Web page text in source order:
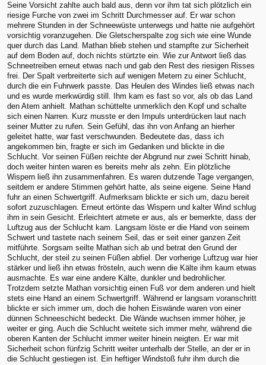
Seine Vorsicht zahlte auch bald aus, denn vor ihm tat sich plötzlich ein
riesige Furche von zwei im Schritt Durchmesser auf. Er war schon
mehrere Stunden in der Schneewüste unterwegs und hatte nie aufgehört
vorsichtig voranzugehen. Die Gletscherspalte zog sich wie eine Wunde
quer durch das Land. Mathan blieb stehen und stampfte zur Sicherheit
auf dem Boden auf, doch nichts stürtzte ein. Wie zur Antwort ließ das
Schneetreiben erneut etwas nach und gab den Rest des riesigen Risses
frei. Der Spalt verbreiterte sich auf wenigen Metern zu einer Schlucht,
durch die ein Fuhrwerk passte. Das Heulen des Windes ließ etwas nach
und es wurde merkwürdig still. Ihm kam es fast so vor, als ob das Land
den Atem anhielt. Mathan schüttelte unmerklich den Kopf und schalte
sich einen Narren. Kurz musste er den Impuls unterdrücken laut nach
seiner Mutter zu rufen. Sein Gefühl, das ihn von Anfang an hierher
geleitet hatte, war fast verschwunden. Bedeutete das, dass ich
angekommen bin, fragte er sich im Gedanken und blickte in die
Schlucht. Vor seinen Füßen reichte der Abgrund nur zwei Schritt hinab,
doch weiter hinten waren es bereits mehr als zehn. Ein plötzliche
Wispern ließ ihn zusammenfahren. Es waren dutzende Tage vergangen,
seitdem er andere Stimmen gehört hatte, als seine eigene. Seine Hand
fuhr an einen Schwertgriff. Aufmerksam blickte er sich um, dazu bereit
sofort zuzuschlagen. Erneut ertönte das Wispern und kalter Wind schlug
ihm in sein Gesicht. Erleichtert atmete er aus, als er bemerkte, dass der
Luftzug aus der Schlucht kam. Langsam löste er die Hand von seinem
Schwert und tastete nach seinem Seil, das er seit einer ganzen Zeit
mitführte. Sorgsam seilte Mathan sich ab und betrat den Grund der
Schlucht, der steil zu seinen Füßen abfiel. Der vorherige Luftzug war hier
stärker und ließ ihn etwas frösteln, auch wenn die Kälte ihm kaum etwas
ausmachte. Es war eine andere Kälte, dunkler und bedrohlicher.
Trotzdem setzte Mathan vorsichtig einen Fuß vor dem anderen und hielt
stets eine Hand an einem Schwertgriff. Während er langsam voranschritt
blickte er sich immer um, doch die hohen Eiswände waren von einer
dünnen Schneeschicht bedeckt. Die Wände wuchsen immer höher, je
weiter er ging. Auch die Schlucht weitete sich immer mehr, während die
oberen Kanten der Schlucht immer weiter hinein neigten. Er war mit
Sicherheit schon fünfzig Schritt weiter unterhalb der Stelle, an der er in
die Schlucht gestiegen ist. Ein heftiger Windstoß fuhr ihm durch die